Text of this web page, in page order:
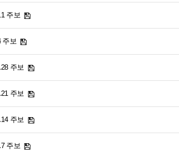
주보
주보
주보
주보
주보
주보